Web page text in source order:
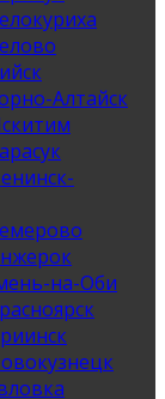
Алтайск
на-Оби